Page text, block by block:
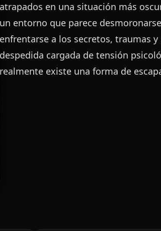
atrapados en una situación más
un entorno que parece
enfrentarse a los secretos, traumas
despedida cargada de tensión
realmente existe una forma de